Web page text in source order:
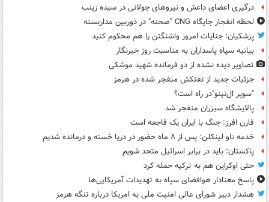
درگیری اعضای داعش و نیروهای جولانی در سیده زینب
لحظه انفجار جایگاه CNG "صحنه" در دوربین مداربسته
پزشکیان: جنایات امروز واشنگتن را هم محکوم کنید
بیانیه سپاه پاسداران به مناسبت روز خبرنگار
تصاویر دیده‌ نشده از دو فرمانده شهید موشکی
جزئیات جدید از نفتکش منفجر شده در هرمز
"سوپر ال‌نینو"در راه است؟
پالایشگاه سیزران منفجر شد
فارن افرز: جنگ با ایران یک فاجعه است
خدمه ناو لینکلن: پس از ۸ ماه حضور در دریا خسته و درمانده‌ شدیم
پاکستان: باید در برابر اسرائیل متحد شویم
حتی اوکراین هم به ترکیه حمله کرد
پاسخ معنادار هوافضای سپاه به تهدیدات آمریکایی‌ها
هشدار دبیر شورای عالی امنیت ملی به امریکا درباره تنگه هرمز